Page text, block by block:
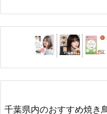
千葉県内のおすすめ焼き